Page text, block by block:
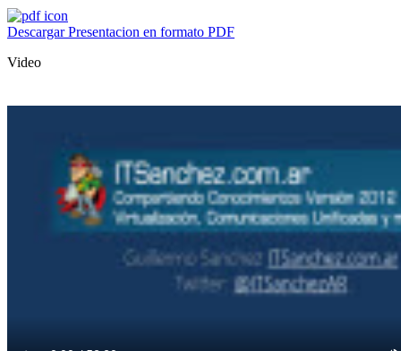
Descargar Presentacion en formato PDF
Video